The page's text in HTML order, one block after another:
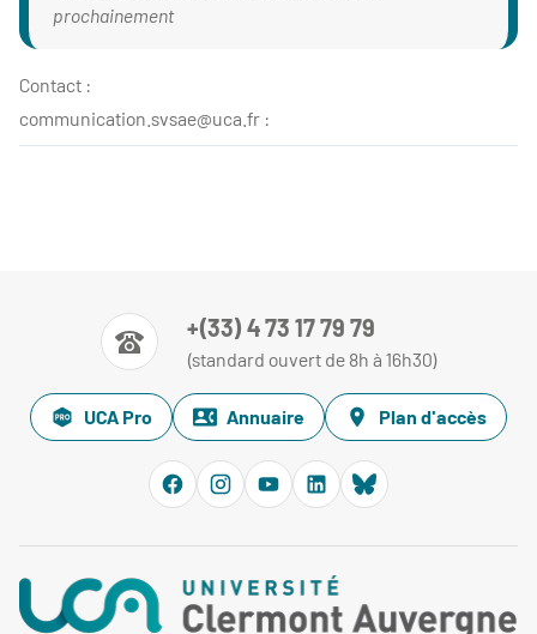
prochainement
Contact :
communication.svsae@uca.fr :
+(33) 4 73 17 79 79
(standard ouvert de 8h à 16h30)
UCA Pro Annuaire Plan d'accès